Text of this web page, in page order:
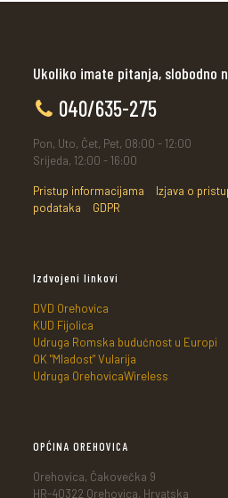
Ukoliko imate pitanja, slobodno
040/635-275
Pon, Uto, Čet, Pet, 08:00 - 12:00
Srijeda, 12:00 - 16:00
Pristup informacijama Izjava o
podataka
GDPR
Izdvojeni linkovi
DVD Orehovica
KUD Fijolica
Udruga Romska budućnost u Europi
OK "Mladost" Vularija
Udruga OrehovicaWireless
OPĆINA OREHOVICA
Orehovica, Čakovečka 9
HR-40322 Orehovica, Hrvatska